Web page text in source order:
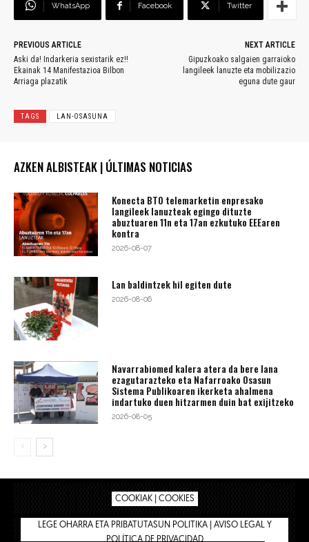
WhatsApp Facebook Twitter
PREVIOUS ARTICLE
Aski da! Indarkeria sexistarik ez!!
Ekainak 14 Manifestazioa Bilbon
Arriaga plazatik
NEXT ARTICLE
Gipuzkoako salgaien garraioko
langileek lanuzte eta mobilizazio
eguna dute gaur
TAGS LAN-OSASUNA
AZKEN ALBISTEAK | ÚLTIMAS NOTICIAS
Konecta BTO telemarketin enpresako
langileek lanuzteak egingo dituzte
abuztuaren 11n eta 17an ezkutuko EEEaren
kontra
2026-08-07
Lan baldintzek hil egiten dute
2026-08-06
Navarrabiomed kalera atera da bere lana
ezagutarazteko eta Nafarroako Osasun
Sistema Publikoaren ikerketa ahalmena
indartuko duen hitzarmen duin bat exijitzeko
2026-08-05
COOKIAK | COOKIES
LEGE OHARRA ETA PRIBATUTASUN POLITIKA | AVISO LEGAL Y
POLÍTICA DE PRIVACIDAD